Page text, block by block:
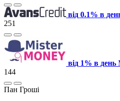
від 0.1% в
251
від 1% в день
144
Пан Гроші